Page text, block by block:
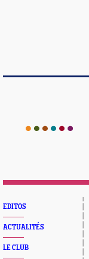
EDITOS
ACTUALITÉS
LE CLUB